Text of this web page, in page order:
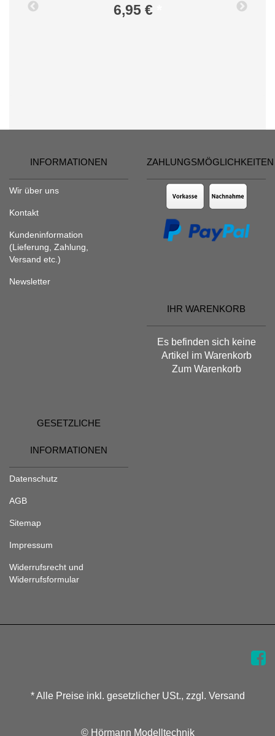
6,95 €
INFORMATIONEN
Wir über uns
Kontakt
Kundeninformation
(Lieferung, Zahlung,
Versand etc.)
Newsletter
ZAHLUNGSMÖGLICHKEITEN
IHR WARENKORB
Es befinden sich keine
Artikel im Warenkorb
Zum Warenkorb
GESETZLICHE
INFORMATIONEN
Datenschutz
AGB
Sitemap
Impressum
Widerrufsrecht und
Widerrufsformular
* Alle Preise inkl. gesetzlicher USt., zzgl. Versand
© Hörmann Modelltechnik